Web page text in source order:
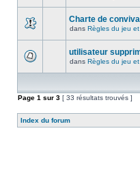
Charte de
dans Règles du jeu et
utilisateur
dans Règles du jeu et
Page 1 sur 3 [ 33 résultats trouvés ]
Index du forum